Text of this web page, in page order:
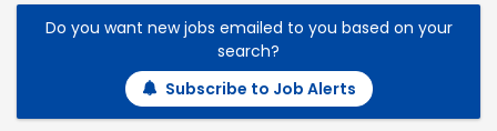
Do you want new jobs emailed to you based on your
search?
Subscribe to Job Alerts